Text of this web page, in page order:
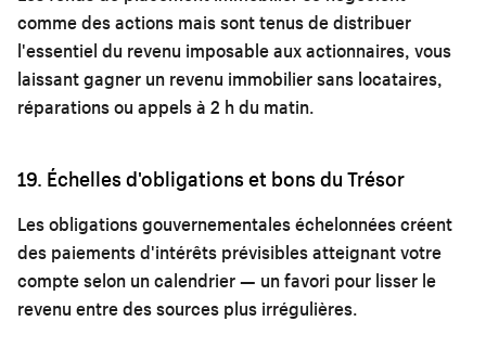
comme des actions mais sont tenus de distribuer
l'essentiel du revenu imposable aux actionnaires, vous
laissant gagner un revenu immobilier sans locataires,
réparations ou appels à 2 h du matin.
19. Échelles d'obligations et bons du Trésor
Les obligations gouvernementales échelonnées créent
des paiements d'intérêts prévisibles atteignant votre
compte selon un calendrier — un favori pour lisser le
revenu entre des sources plus irrégulières.